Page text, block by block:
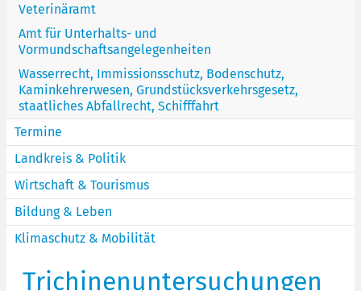
Veterinäramt
Amt für Unterhalts- und
Vormundschaftsangelegenheiten
Wasserrecht, Immissionsschutz, Bodenschutz,
Kaminkehrerwesen, Grundstücksverkehrsgesetz,
staatliches Abfallrecht, Schifffahrt
Termine
Landkreis & Politik
Wirtschaft & Tourismus
Bildung & Leben
Klimaschutz & Mobilität
Trichinenuntersuchungen